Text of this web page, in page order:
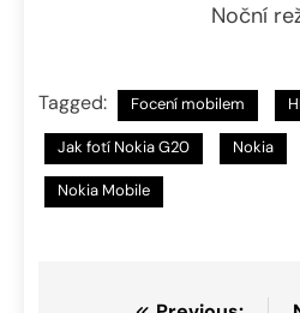
Noční
Tagged: Focení mobilem
Jak fotí Nokia G20 Nokia
Nokia Mobile